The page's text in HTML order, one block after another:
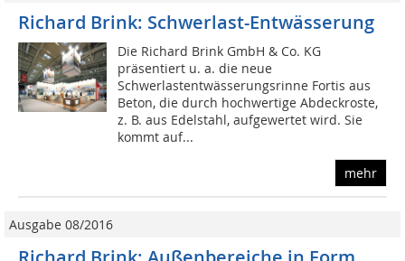
Richard Brink: Schwerlast-Entwässerung
Die Richard Brink GmbH & Co. KG
präsentiert u. a. die neue
Schwerlastentwässerungsrinne Fortis aus
Beton, die durch hochwertige Abdeckroste,
z. B. aus Edelstahl, aufgewertet wird. Sie
kommt auf...
mehr
Ausgabe 08/2016